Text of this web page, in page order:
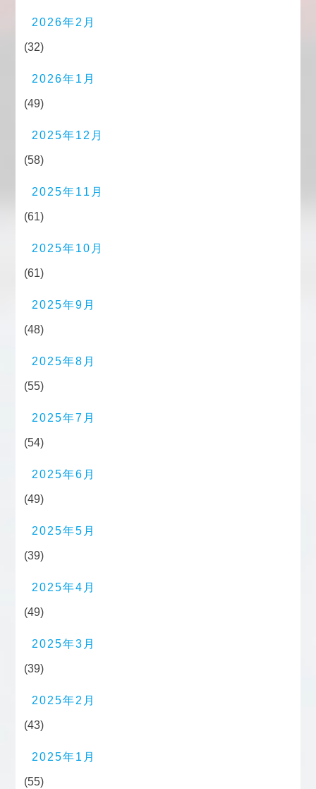
2026年2月
(32)
2026年1月
(49)
2025年12月
(58)
2025年11月
(61)
2025年10月
(61)
2025年9月
(48)
2025年8月
(55)
2025年7月
(54)
2025年6月
(49)
2025年5月
(39)
2025年4月
(49)
2025年3月
(39)
2025年2月
(43)
2025年1月
(55)